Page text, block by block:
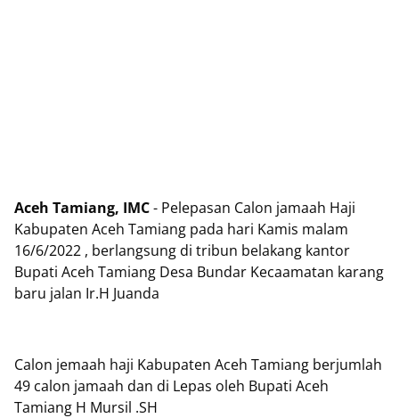
Aceh Tamiang, IMC- Pelepasan Calon jamaah Haji
Kabupaten Aceh Tamiang pada hari Kamis malam
16/6/2022 , berlangsung di tribun belakang kantor
Bupati Aceh Tamiang Desa Bundar Kecaamatan karang
baru jalan Ir.H Juanda
Calon jemaah haji Kabupaten Aceh Tamiang berjumlah
49 calon jamaah dan di Lepas oleh Bupati Aceh
Tamiang H Mursil .SH